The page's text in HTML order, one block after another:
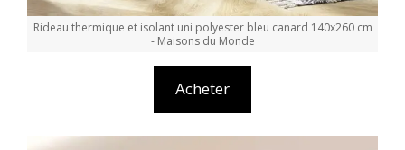
Rideau thermique et isolant uni polyester bleu canard 140x260 cm
- Maisons du Monde
Acheter